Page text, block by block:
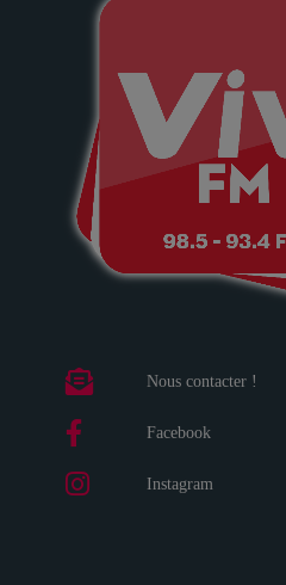
Nous contacter !
Facebook
Instagram